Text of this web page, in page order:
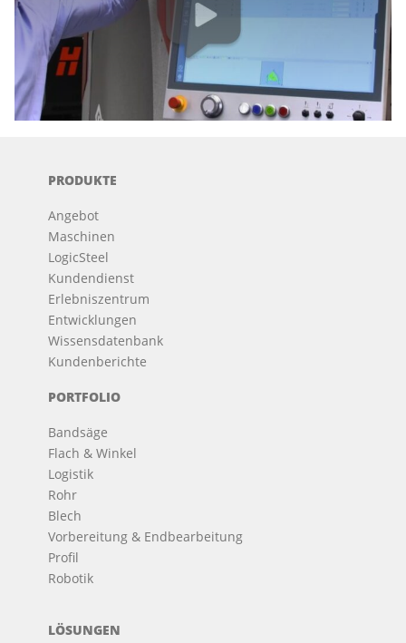
PRODUKTE
Angebot
Maschinen
LogicSteel
Kundendienst
Erlebniszentrum
Entwicklungen
Wissensdatenbank
Kundenberichte
PORTFOLIO
Bandsäge
Flach & Winkel
Logistik
Rohr
Blech
Vorbereitung & Endbearbeitung
Profil
Robotik
LÖSUNGEN